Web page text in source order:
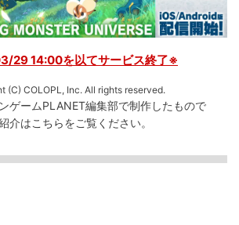
29 14:00を以てサービス終了※
(C) COLOPL, Inc. All rights reserved.
ゲームPLANET編集部で制作したもので
介はこちらをご覧ください。